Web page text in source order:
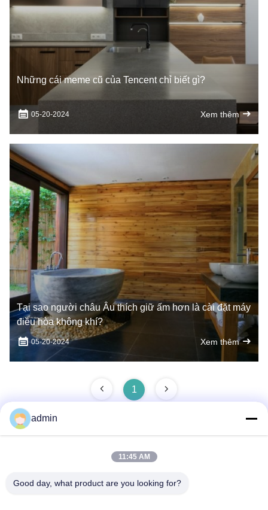
Những cái meme cũ của Tencent chỉ biết gì?
05-20-2024 Xem thêm
Tại sao người châu Âu thích giữ ấm hơn là cài đặt máy
điều hòa không khí?
05-20-2024 Xem thêm
1
Địa chỉ
admin
11:45 AM
Good day, what product are you looking for?